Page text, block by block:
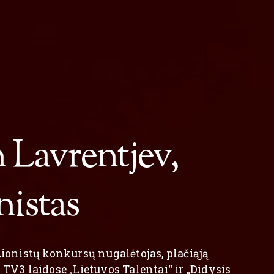
konkursų nugalėtojas, plačiąją
laidose „Lietuvos Talentai“ ir „Didysis
konkursų nugalėtojas, plačiąją
laidose „Lietuvos Talentai“ ir „Didysis